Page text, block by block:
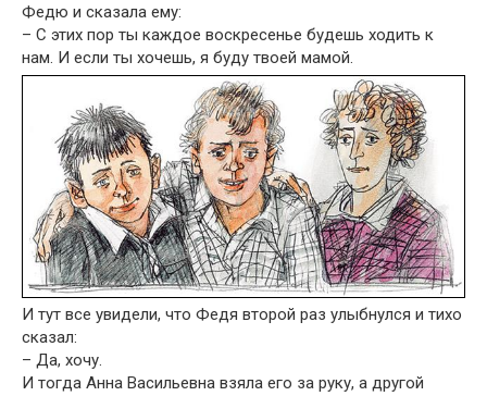
Федю и сказала ему:
– С этих пор ты каждое воскресенье будешь ходить к
нам. И если ты хочешь, я буду твоей мамой.
И тут все увидели, что Федя второй раз улыбнулся и тихо
сказал:
– Да, хочу.
И тогда Анна Васильевна взяла его за руку, а другой